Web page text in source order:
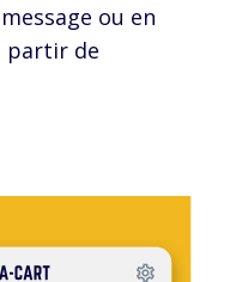
ou en
partir de